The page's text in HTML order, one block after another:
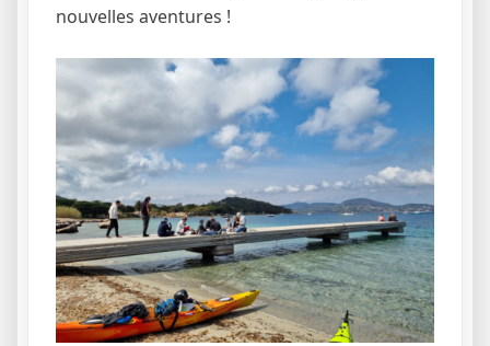
nouvelles aventures !